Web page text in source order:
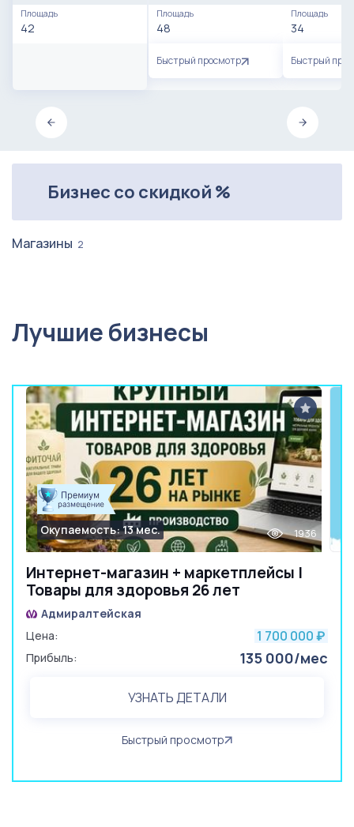
Площадь
42
Площадь
48
Быстрый просмотр
Площадь
34
Быстрый
Бизнес со скидкой %
Магазины 2
Лучшие бизнесы
Интернет-магазин + маркетплейсы |
Товары для здоровья 26 лет
Окупаемость: 13 мес. 1936
Адмиралтейская
Цена:
1 700 000 ₽
Прибыль: 135 000/мес
УЗНАТЬ ДЕТАЛИ
Быстрый просмотр